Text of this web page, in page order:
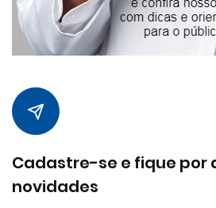
Cadastre-se e fique por
novidades